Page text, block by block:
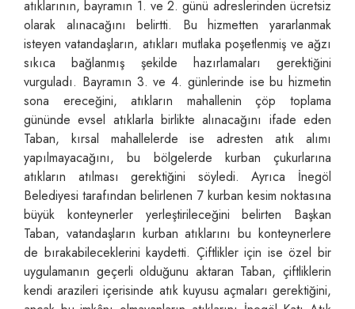
atıklarının, bayramın 1. ve 2. günü adreslerinden ücretsiz
olarak alınacağını belirtti. Bu hizmetten yararlanmak
isteyen vatandaşların, atıkları mutlaka poşetlenmiş ve ağzı
sıkıca bağlanmış şekilde hazırlamaları gerektiğini
vurguladı. Bayramın 3. ve 4. günlerinde ise bu hizmetin
sona ereceğini, atıkların mahallenin çöp toplama
gününde evsel atıklarla birlikte alınacağını ifade eden
Taban, kırsal mahallelerde ise adresten atık alımı
yapılmayacağını, bu bölgelerde kurban çukurlarına
atıkların atılması gerektiğini söyledi. Ayrıca İnegöl
Belediyesi tarafından belirlenen 7 kurban kesim noktasına
büyük konteynerler yerleştirileceğini belirten Başkan
Taban, vatandaşların kurban atıklarını bu konteynerlere
de bırakabileceklerini kaydetti. Çiftlikler için ise özel bir
uygulamanın geçerli olduğunu aktaran Taban, çiftliklerin
kendi arazileri içerisinde atık kuyusu açmaları gerektiğini,